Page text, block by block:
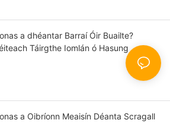
a dhéantar Barraí Óir Buailte?
Táirgthe Iomlán ó Hasung
a Oibríonn Meaisín Déanta Scragall